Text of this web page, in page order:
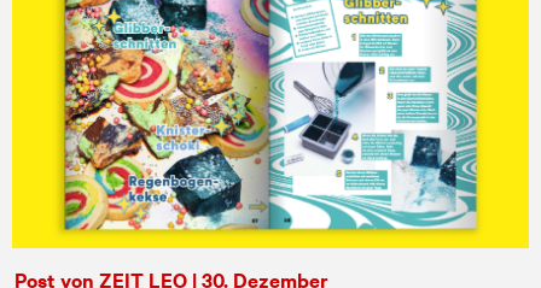
Post von ZEIT LEO | 30. Dezember